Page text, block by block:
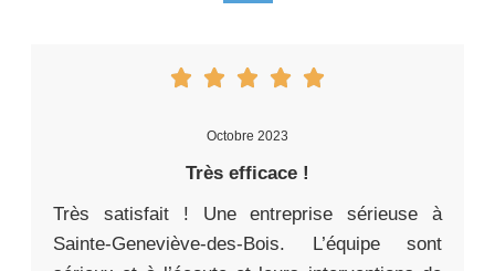
Octobre 2023
Très efficace !
Très satisfait ! Une entreprise sérieuse à
Sainte-Geneviève-des-Bois. L’équipe sont